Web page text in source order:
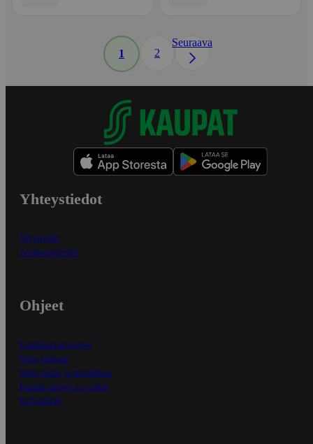
1 2
Seuraava
Yhteystiedot
Myymälät
Asiakaspalvelu
Ohjeet
Ensitilaajan ohjeet
Näin maksat
Näin tilaat ja muokkaat
Kaikki ohjeet ja vinkit
In English